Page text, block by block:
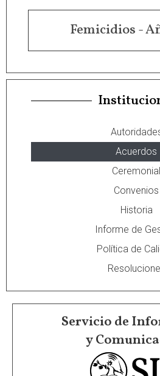
Femicidios -
Acuerdos
Ceremonial
Convenios
Historia
Informe de
Política de
Servicio de
y